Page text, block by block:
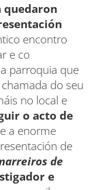
quedaron
encontro
e co
parroquia que
do seu
no local e
o acto de
a enorme
de
de
e